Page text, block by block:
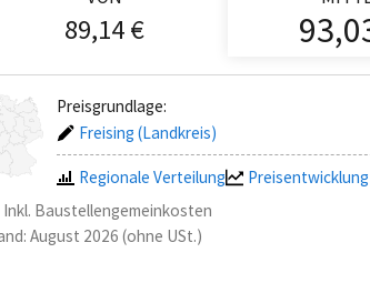
89,14 €
Preisgrundlage:
Freising (Landkreis)
Regionale Verteilung
Preisentwicklung
Inkl. Baustellengemeinkosten
August 2026 (ohne USt.)